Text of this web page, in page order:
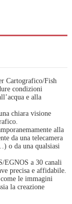
Cartografico/Fish
condizioni
e alla
chiara visione
alla
da una telecamera
o da una qualsiasi
EGNOS a 30 canali
precisa e affidabile.
le immagini
la creazione